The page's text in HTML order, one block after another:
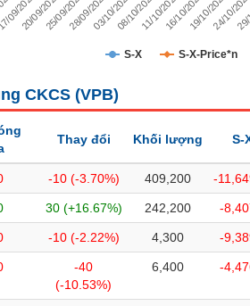
S-X S-X-Price*n
2023
20/09/202325/09/202328/09/202303/10/202308/10/202311/10/202316/10/202319/10/2023
24/10/
CKCS (VPB)
Thay đổi Khối lượng S-
-10 (-3.70%) 409,200 -
30 (+16.67%) 242,200 -
-10 (-2.22%) 4,300 -
-40
(-10.53%)
6,400 -
TIN
Chứng chỉ quỹ Chứng quyền
Người liên quan